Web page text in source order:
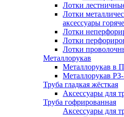
Лотки
Лотки
аксессуары
Лотки
Лотки
Лотки
Металлорукав
Металлорукав в
Металлорукав
Труба гладкая жёсткая
Аксессуары для
Труба гофрированная
Аксессуары для